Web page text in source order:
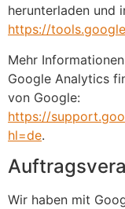
herunterladen und
https://
Mehr
Google Analytics
von Google:
https://
hl=de.
Wir haben mit